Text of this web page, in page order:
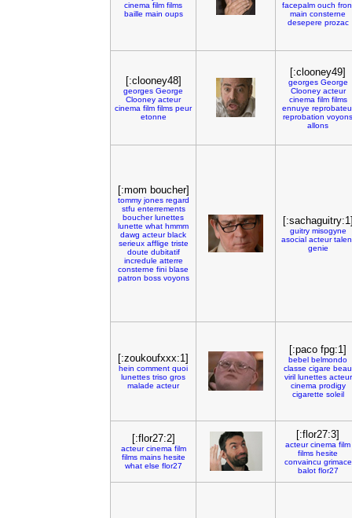
cinema film films
baille main oups
facepalm ouch
main consterne
desepere prozac
[:clooney48]
georges George
Clooney acteur
cinema film films peur
etonne
[:clooney49]
georges George
Clooney acteur
cinema film films
ennuye
reprobation voyons
allons
[:mom boucher]
tommy jones regard
stfu enterrements
boucher lunettes
lunette what hmmm
dawg acteur black
serieux afflige triste
doute dubitatif
incredule atterre
consterne fini blase
patron boss voyons
guitry misogyne
asocial acteur
genie
[:zoukoufxxx:1]
hein comment quoi
lunettes triso gros
malade acteur
[:paco fpg:1]
bebel belmondo
classe cigare beau
viril lunettes acteur
cinema prodigy
cigarette soleil
[:flor27:2]
acteur cinema film
films mains hesite
what else flor27
[:flor27:3]
acteur cinema film
films hesite
convaincu grimace
balot flor27